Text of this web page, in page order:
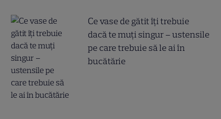
Ce vase de gătit îți trebuie
dacă te muți singur – ustensile
pe care trebuie să le ai în
bucătărie